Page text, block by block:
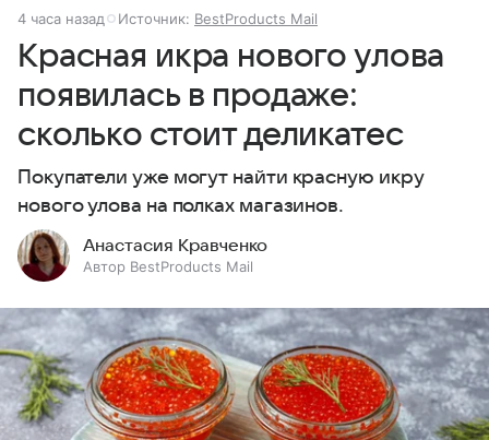
4 часа назад Источник: BestProducts Mail
Красная икра нового улова
появилась в продаже:
сколько стоит деликатес
Покупатели уже могут найти красную икру
нового улова на полках магазинов.
Анастасия Кравченко
Автор BestProducts Mail